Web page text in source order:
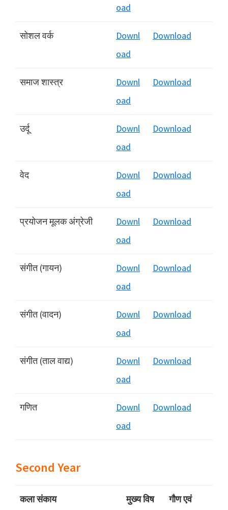
oad
सोशल वर्क
Downl
oad
Download
समाज शास्त्र
Downl
oad
Download
उर्दू
Downl
oad
Download
वेद
Downl
oad
Download
प्रयोजन मूलक अंग्रेजी
Downl
oad
Download
संगीत (गायन)
Downl
oad
Download
संगीत (वादन)
Downl
oad
Download
संगीत (ताल वाद्य)
Downl
oad
Download
गणित
Downl
oad
Download
Second Year
कला संकाय
मुख्‍य विष
गौण एवं